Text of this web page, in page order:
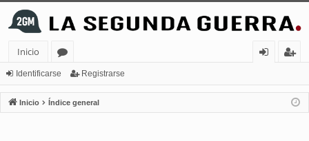
Inicio
or
os
nt
ifi
ist
ra
Identificarse Registrarse
Inicio Índice general